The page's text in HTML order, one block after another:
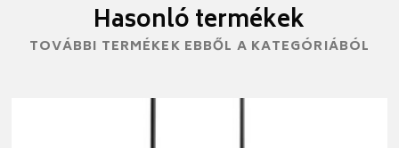
Hasonló termékek
TOVÁBBI TERMÉKEK EBBŐL A KATEGÓRIÁBÓL